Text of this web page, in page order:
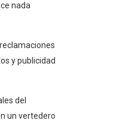
nada
y publicidad
del
un vertedero